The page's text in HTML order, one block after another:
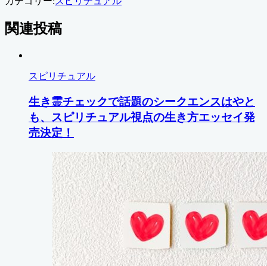
関連投稿
スピリチュアル
生き霊チェックで話題のシークエンスはやと
も、スピリチュアル視点の生き方エッセイ発
売決定！